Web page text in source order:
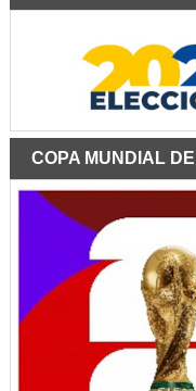
COPA MUNDIAL